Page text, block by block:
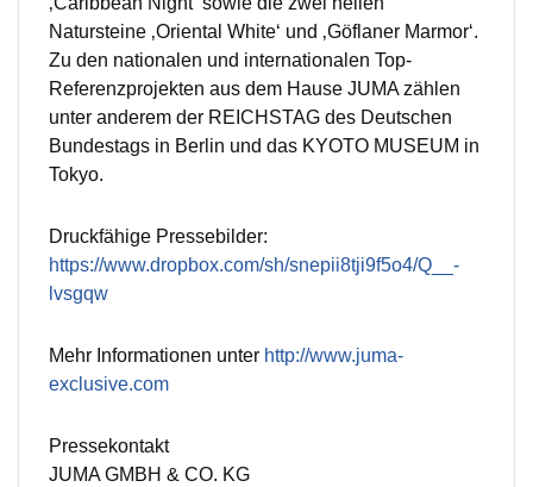
Natursteine ‚Oriental White‘ und ‚Göflaner Marmor‘.
Zu den nationalen und internationalen Top-
Referenzprojekten aus dem Hause JUMA zählen
unter anderem der REICHSTAG des Deutschen
Bundestags in Berlin und das KYOTO MUSEUM in
Tokyo.
Druckfähige Pressebilder:
https://www.dropbox.com/sh/snepii8tji9f5o4/Q__-
lvsgqw
Mehr Informationen unter http://www.juma-
exclusive.com
Pressekontakt
JUMA GMBH & CO. KG